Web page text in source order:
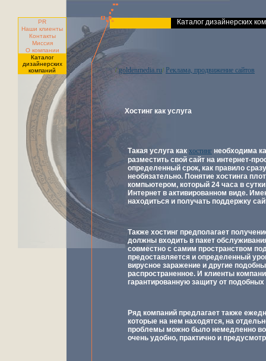
PR
Наши клиенты
Контакты
Миссия
О компании
Каталог
дизайнерских
компаний
Каталог дизайнерских
/ goldenmedia.ru/ Реклама, продвижение сайтов
Хостинг как услуга
Такая услуга как хостинг необходима
разместить свой сайт на интернет-
определенный срок, как правило
необязательно. Понятие хостинга
компьютером, который 24 часа в
Интернет в активированном виде.
находиться и получать поддержку
Также хостинг предполагает
должны входить в пакет
совместно с самим пространством
предоставляется и определенный
вирусное заражение и другие
распространенное. И клиенты
гарантированную защиту от подобных
Ряд компаний предлагает также
которые на нем находятся, на
проблемы можно было немедленно
очень удобно, практично и